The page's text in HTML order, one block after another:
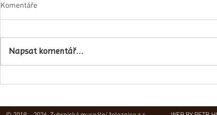
Komentáře
Napsat komentář...